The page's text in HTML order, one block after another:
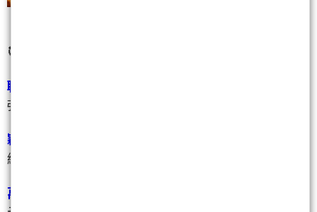
🎯 下週一精選觀察個股：
聯亞
強，漲停後能否繼續鎖板或開高走高
穎崴
續多頭走勢
萬潤